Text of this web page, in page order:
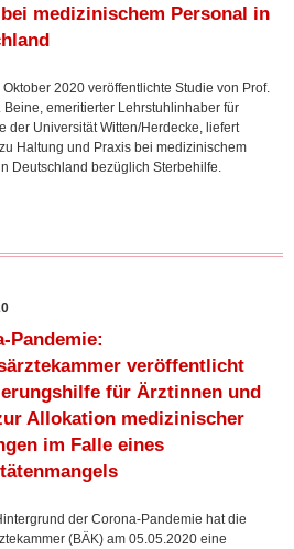
medizinischem Personal in
Oktober 2020 veröffentlichte Studie von Prof.
Beine, emeritierter Lehrstuhlinhaber für
der Universität Witten/Herdecke, liefert
Haltung und Praxis bei medizinischem
Deutschland bezüglich Sterbehilfe.
Pandemie:
veröffentlicht
für Ärztinnen und
Allokation medizinischer
im Falle eines
der Corona-Pandemie hat die
(BÄK) am 05.05.2020 eine